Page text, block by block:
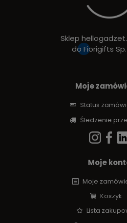
Sklep
do Fiorigifts
Moje
Status
Śledzenie
Moje
Moje
Koszyk
Lista